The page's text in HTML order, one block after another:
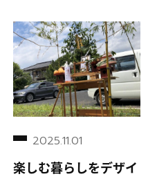
楽しむ暮らしをデザイ
2025.11.01